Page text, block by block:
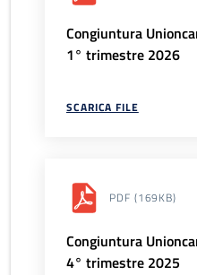
Congiuntura
1° trimestre 2026
SCARICA FILE
PDF (169KB)
Congiuntura
4° trimestre 2025